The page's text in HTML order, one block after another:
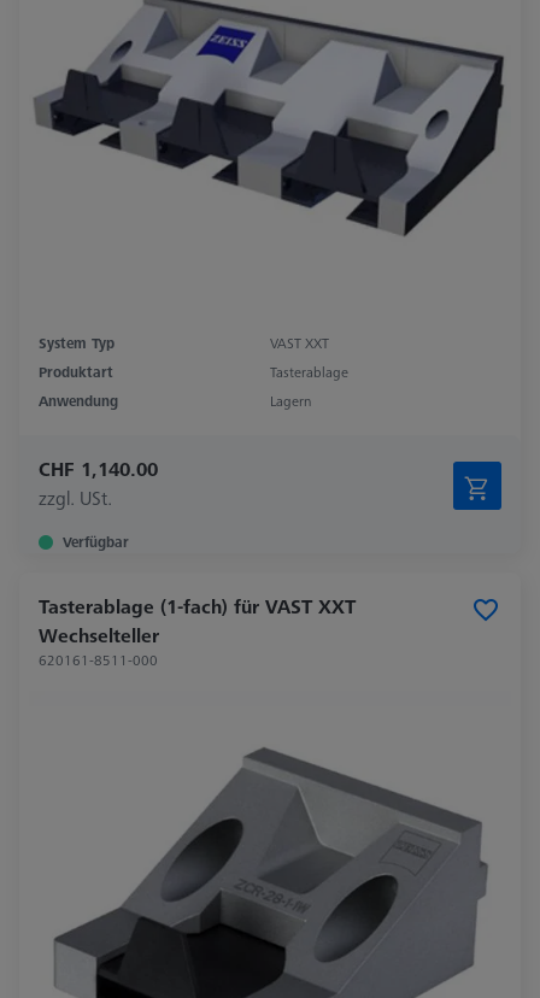
System Typ
VAST XXT
Produktart
Tasterablage
Anwendung
Lagern
CHF 1,140.00
zzgl. USt.
Verfügbar
Tasterablage (1-fach) für VAST XXT
Wechselteller
620161-8511-000